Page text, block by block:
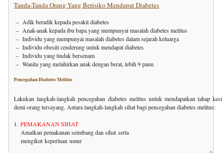
Tanda-Tanda Orang Yang Berisiko Mendapat Diabetes
– Adik beradik kepada pesakit diabetes
– Anak-anak kepada ibu bapa yang mempunyai masalah diabetes melitus
– Individu yang mempunyai masalah diabetes dalam sejarah keluarga
– Individu obesiti cenderung untuk mendapat diabetes
– Individu yang tindak bersenam
– Wanita yang melahirkan anak dengan berat, lebih 9 paun
Pencegahan Diabetes Melitus
Lakukan langkah-langkah pencegahan diabetes melitus untuk mendapatkan tahap
demi orang tersayang. Antara langkah-langkah sihat bagi pencegahan diabetes melitus:
1.PEMAKANAN SIHAT
Amalkan pemakanan seimbang dan sihatserta
mengikutkeperluanumur